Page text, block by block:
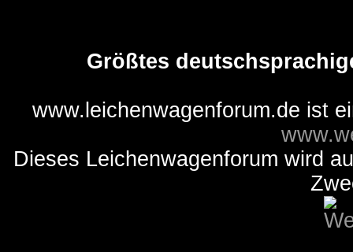
Größtes
www.leichenwagenforum.de ist
Dieses Leichenwagenforum wird